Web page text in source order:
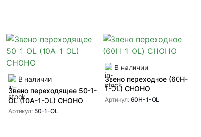
В наличии
Звено переходящее 50-1-
OL (10A-1-OL) CHOHO
Артикул: 50-1-OL
В наличии
Звено переходное (60H-
1-OL) CHOHO
Артикул: 60H-1-OL